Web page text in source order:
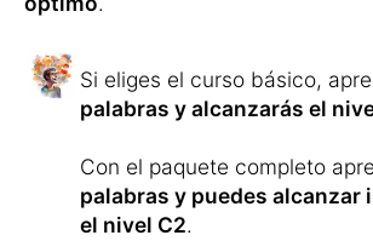
Si eliges el curso básico,
palabras y alcanzarás el
Con el paquete completo
palabras y puedes alcanzar
el nivel C2.